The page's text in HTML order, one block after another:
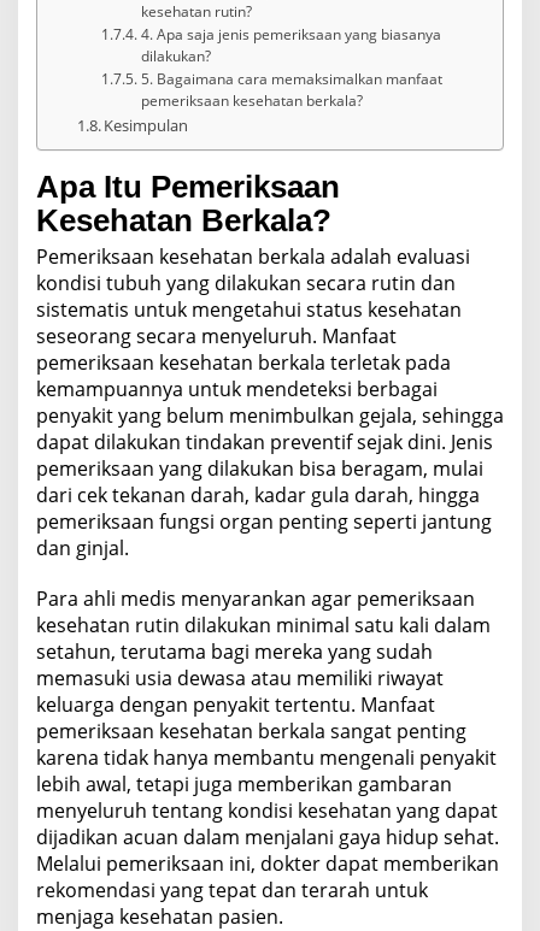
kesehatan rutin?
4. Apa saja jenis pemeriksaan yang biasanya
dilakukan?
5. Bagaimana cara memaksimalkan manfaat
pemeriksaan kesehatan berkala?
Kesimpulan
Apa Itu Pemeriksaan
Kesehatan Berkala?
Pemeriksaan kesehatan berkala adalah evaluasi
kondisi tubuh yang dilakukan secara rutin dan
sistematis untuk mengetahui status kesehatan
seseorang secara menyeluruh. Manfaat
pemeriksaan kesehatan berkala terletak pada
kemampuannya untuk mendeteksi berbagai
penyakit yang belum menimbulkan gejala, sehingga
dapat dilakukan tindakan preventif sejak dini. Jenis
pemeriksaan yang dilakukan bisa beragam, mulai
dari cek tekanan darah, kadar gula darah, hingga
pemeriksaan fungsi organ penting seperti jantung
dan ginjal.
Para ahli medis menyarankan agar pemeriksaan
kesehatan rutin dilakukan minimal satu kali dalam
setahun, terutama bagi mereka yang sudah
memasuki usia dewasa atau memiliki riwayat
keluarga dengan penyakit tertentu. Manfaat
pemeriksaan kesehatan berkala sangat penting
karena tidak hanya membantu mengenali penyakit
lebih awal, tetapi juga memberikan gambaran
menyeluruh tentang kondisi kesehatan yang dapat
dijadikan acuan dalam menjalani gaya hidup sehat.
Melalui pemeriksaan ini, dokter dapat memberikan
rekomendasi yang tepat dan terarah untuk
menjaga kesehatan pasien.